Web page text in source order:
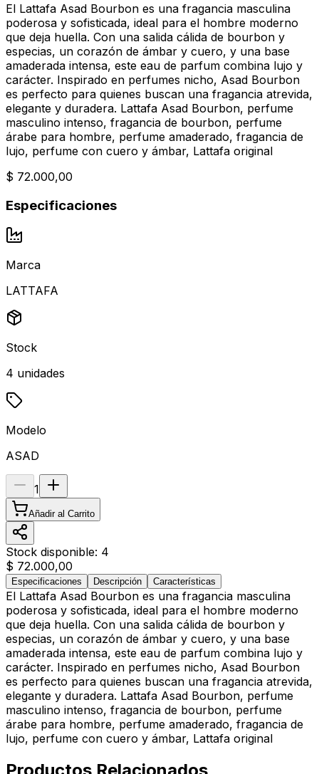
El Lattafa Asad Bourbon es una fragancia masculina
poderosa y sofisticada, ideal para el hombre moderno
que deja huella. Con una salida cálida de bourbon y
especias, un corazón de ámbar y cuero, y una base
amaderada intensa, este eau de parfum combina lujo y
carácter. Inspirado en perfumes nicho, Asad Bourbon
es perfecto para quienes buscan una fragancia atrevida,
elegante y duradera. Lattafa Asad Bourbon, perfume
masculino intenso, fragancia de bourbon, perfume
árabe para hombre, perfume amaderado, fragancia de
lujo, perfume con cuero y ámbar, Lattafa original
$ 72.000,00
Especificaciones
Marca
LATTAFA
Stock
4 unidades
Modelo
ASAD
1
Añadir al Carrito
Stock disponible: 4
$ 72.000,00
Especificaciones Descripción Características
El Lattafa Asad Bourbon es una fragancia masculina
poderosa y sofisticada, ideal para el hombre moderno
que deja huella. Con una salida cálida de bourbon y
especias, un corazón de ámbar y cuero, y una base
amaderada intensa, este eau de parfum combina lujo y
carácter. Inspirado en perfumes nicho, Asad Bourbon
es perfecto para quienes buscan una fragancia atrevida,
elegante y duradera. Lattafa Asad Bourbon, perfume
masculino intenso, fragancia de bourbon, perfume
árabe para hombre, perfume amaderado, fragancia de
lujo, perfume con cuero y ámbar, Lattafa original